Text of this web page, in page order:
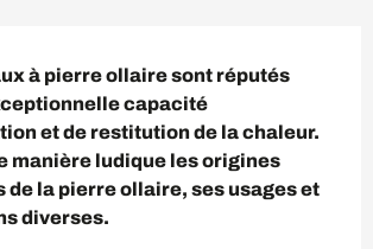
à pierre ollaire sont réputés
capacité
et de restitution de la chaleur.
manière ludique les origines
de la pierre ollaire, ses usages et
diverses.